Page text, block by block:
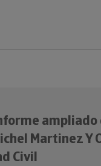
ampliado
Martinez Y
Civil